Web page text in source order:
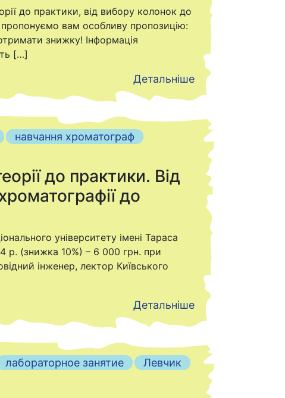
до практики, від вибору колонок до
вам особливу пропозицію:
знижку! Інформація
[…]
Детальніше
навчання хроматограф
до практики. Від
до
університету імені Тараса
р. (знижка 10%) – 6 000 грн. при
інженер, лектор Київського
Детальніше
лабораторное занятие
Левчик